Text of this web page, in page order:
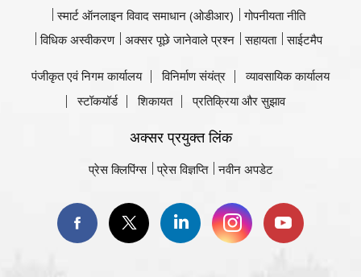
स्मार्ट ऑनलाइन विवाद समाधान (ओडीआर)
गोपनीयता नीति
विधिक अस्वीकरण
अक्सर पूछे जानेवाले प्रश्न सहायता साईटमैप
पंजीकृत एवं निगम कार्यालय विनिर्माण संयंत्र
व्यावसायिक कार्यालय
स्टॉकयॉर्ड
शिकायत प्रतिक्रिया और सुझाव
अक्सर प्रयुक्त लिंक
प्रेस क्लिपिंग्स प्रेस विज्ञप्ति नवीन अपडेट